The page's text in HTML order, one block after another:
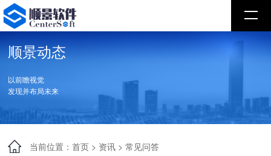
顺景动态
以前瞻视觉
发现并布局未来
当前位置：首页 > 资讯 >常见问答